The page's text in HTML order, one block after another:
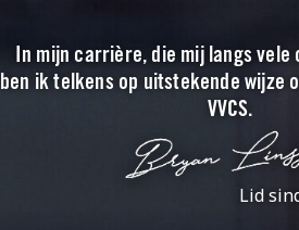
In mijn carrière, die mij langs vele
ben ik telkens op uitstekende wijze
VVCS.
Lid